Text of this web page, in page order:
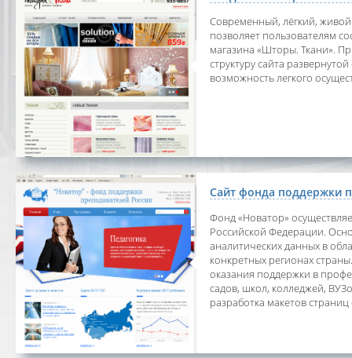
Современный, лёгкий,
позволяет пользователям
магазина «Шторы. Ткани».
структуру сайта
возможность легкого
Сайт фонда поддержки
Фонд «Новатор»
Российской Федерации.
аналитических данных в
конкретных регионах
оказания поддержки в
садов, школ, колледжей,
разработка макетов страниц